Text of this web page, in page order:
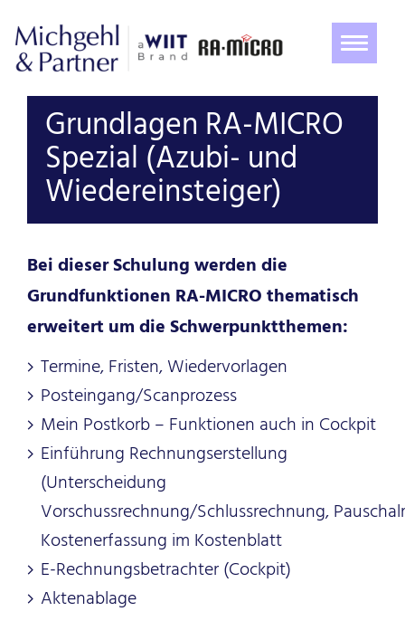
ein-/
Grundlagen RA-MICRO
Spezial (Azubi- und
Wiedereinsteiger)
Bei dieser Schulung werden die
Grundfunktionen RA-MICRO thematisch
erweitert um die Schwerpunktthemen:
Termine, Fristen, Wiedervorlagen
Posteingang/Scanprozess
Mein Postkorb – Funktionen auch in Cockpit
Einführung Rechnungserstellung
(Unterscheidung
Vorschussrechnung/Schlussrechnung,
Kostenerfassung im Kostenblatt
E-Rechnungsbetrachter (Cockpit)
Aktenablage